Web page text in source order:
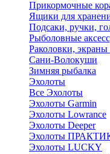
Прикормочные
Ящики для
Подсаки, ручки,
Рыболовные
Раколовки,
Сани-Волокуши
Зимняя рыбалка
Эхолоты
Все Эхолоты
Эхолоты Garmin
Эхолоты Lowrance
Эхолоты Deeper
Эхолоты
Эхолоты LUCKY